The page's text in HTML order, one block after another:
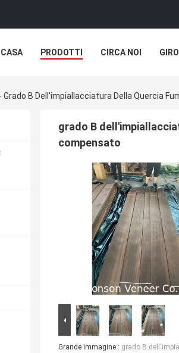
CASA PRODOTTI CIRCA NOI
Grado B Dell'impiallacciatura Della Quercia
grado B
compensato
Grande immagine : grado B